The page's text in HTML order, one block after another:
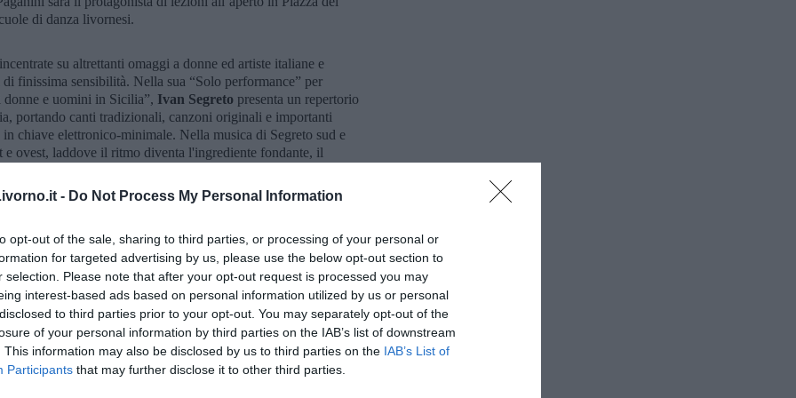
- Do Not Process My Personal Information
opt-out of the sale, sharing to third parties, or processing of your personal or
for targeted advertising by us, please use the below opt-out section to
selection. Please note that after your opt-out request is processed you may
interest-based ads based on personal information utilized by us or personal
to third parties prior to your opt-out. You may separately opt-out of the
of your personal information by third parties on the IAB’s list of downstream
This information may also be disclosed by us to third parties on the IAB’s List of
Participants that may further disclose it to other third parties.
di danza livornesi.
su altrettanti omaggi a donne ed artiste italiane e
finissima sensibilità. Nella sua “Solo performance” per
e uomini in Sicilia”, Ivan Segreto presenta un repertorio
portando canti tradizionali, canzoni originali e importanti
chiave elettronico-minimale. Nella musica di Segreto sud e
e ovest, laddove il ritmo diventa l'ingrediente fondante, il
nuove, il filo rosso che conduce in un viaggio sonoro
incuriosito da panorami ancora da esplorare.
è il “nome storico” della musica brasiliana nel nostro
anni Settanta la Bossa Nova, appena nata in Brasile,
agli altri generi brasiliani. In un solo voce e chitarra, dal titolo
Giò Marinuzzi proporrà un viaggio attraverso i vari generi
interpretare i brani più belli dedicati alla donna scelti dal suo
e racconterà storie ed aneddoti legati alla sua
“Omaggio a Caterina Valente”, un viaggio musicale per
italiana. Cantante, chitarrista, attrice, showgirl, Caterina
e non solo, incidendo numerosi dischi e cantando in più di